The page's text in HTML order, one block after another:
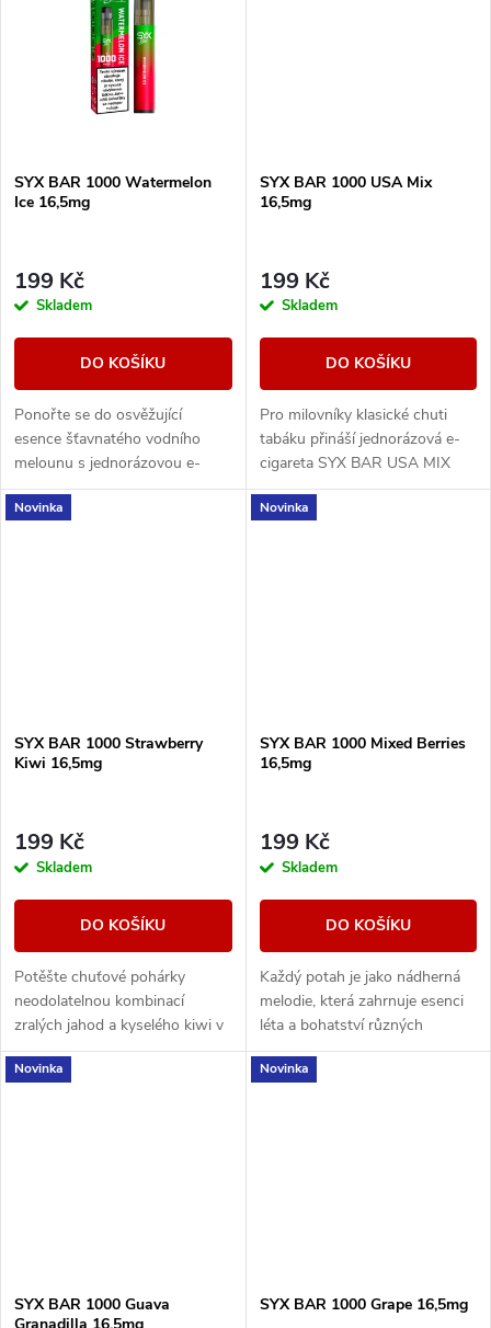
SYX BAR 1000 Watermelon
Ice 16,5mg
199 Kč
Skladem
DO KOŠÍKU
Ponořte se do osvěžující
esence šťavnatého vodního
melounu s jednorázovou e-
cigaretou SYX BAR
Watermelon Ice.
SYX BAR 1000 USA Mix
16,5mg
199 Kč
Skladem
DO KOŠÍKU
Pro milovníky klasické chuti
tabáku přináší jednorázová e-
cigareta SYX BAR USA MIX
známý a uspokojivý zážitek.
Novinka
SYX BAR 1000 Strawberry
Kiwi 16,5mg
199 Kč
Skladem
DO KOŠÍKU
Potěšte chuťové pohárky
neodolatelnou kombinací
zralých jahod a kyselého kiwi v
jednorázové e-cigaretě SYX
BAR Strawberry Kiwi Fusion.
Novinka
SYX BAR 1000 Mixed Berries
16,5mg
199 Kč
Skladem
DO KOŠÍKU
Každý potah je jako nádherná
melodie, která zahrnuje esenci
léta a bohatství různých
ovocných chutí.
Novinka
SYX BAR 1000 Guava
Novinka
SYX BAR 1000 Grape 16,5mg